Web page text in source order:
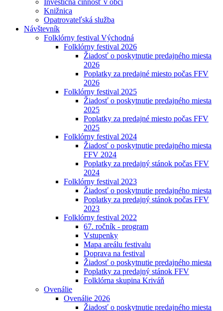
Investičná činnosť v obci
Knižnica
Opatrovateľská služba
Návštevník
Folklórny festival Východná
Folklórny festival 2026
Žiadosť o poskytnutie predajného miesta
2026
Poplatky za predajné miesto počas FFV
2026
Folklórny festival 2025
Žiadosť o poskytnutie predajného miesta
2025
Poplatky za predajné miesto počas FFV
2025
Folklórny festival 2024
Žiadosť o poskytnutie predajného miesta
FFV 2024
Poplatky za predajný stánok počas FFV
2024
Folklórny festival 2023
Žiadosť o poskytnutie predajného miesta
Poplatky za predajný stánok počas FFV
2023
Folklórny festival 2022
67. ročník - program
Vstupenky
Mapa areálu festivalu
Doprava na festival
Žiadosť o poskytnutie predajného miesta
Poplatky za predajný stánok FFV
Folklórna skupina Kriváň
Ovenálie
Ovenálie 2026
Žiadosť o poskytnutie predajného miesta